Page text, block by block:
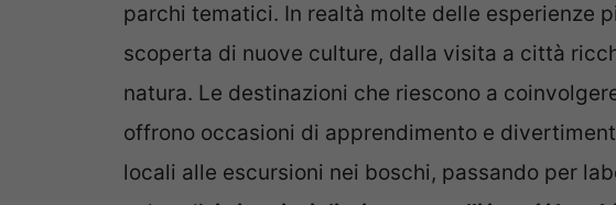
parchi tematici. In realtà molte delle esperienze
scoperta di nuove culture, dalla visita a città
natura. Le destinazioni che riescono a
offrono occasioni di apprendimento e
locali alle escursioni nei boschi, passando per